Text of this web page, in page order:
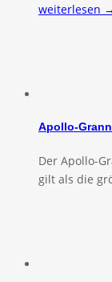
weiterlesen →
Apollo-
Der Apollo-
gilt als die